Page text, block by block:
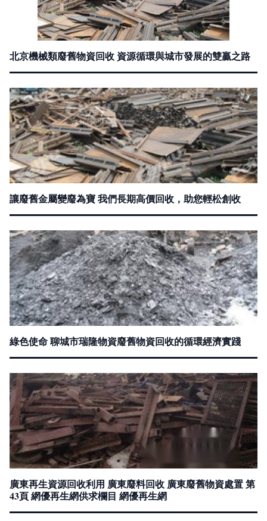
北京機械類廢舊物資回收 資源循環與城市發展的雙贏之路
讓廢舊金屬變廢為寶 我們長期高價回收，助您輕松創收
綠色使命 聊城市瑞隆物資廢舊物資回收的循環經濟實踐
廣東再生資源回收利用 廣東廢料回收 廣東廢舊物資處置 第
43頁 網優再生網供求欄目 網優再生網